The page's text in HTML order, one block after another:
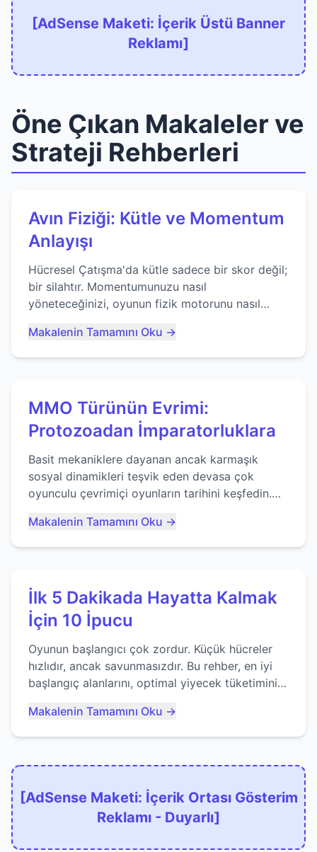
[AdSense Maketi: İçerik Üstü Banner
Reklamı]
Öne Çıkan Makaleler ve
Strateji Rehberleri
Avın Fiziği: Kütle ve Momentum
Anlayışı
Hücresel Çatışma'da kütle sadece bir skor değil;
bir silahtır. Momentumunuzu nasıl
yöneteceğinizi, oyunun fizik motorunu nasıl
ustalaşacağınızı öğrenin...
Makalenin Tamamını Oku →
MMO Türünün Evrimi:
Protozoadan İmparatorluklara
Basit mekaniklere dayanan ancak karmaşık
sosyal dinamikleri teşvik eden devasa çok
oyunculu çevrimiçi oyunların tarihini keşfedin.
Makalenin Tamamını Oku →
İlk 5 Dakikada Hayatta Kalmak
İçin 10 İpucu
Oyunun başlangıcı çok zordur. Küçük hücreler
hızlıdır, ancak savunmasızdır. Bu rehber, en iyi
başlangıç alanlarını, optimal yiyecek tüketimini
kaçınacağınızı anlatıyor...
Makalenin Tamamını Oku →
[AdSense Maketi: İçerik Ortası Gösterim
Reklamı - Duyarlı]